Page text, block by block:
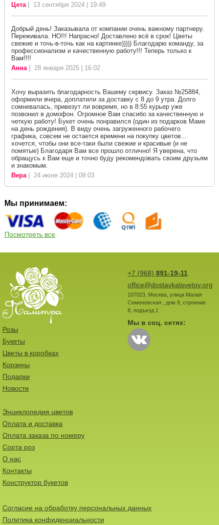
Цета| 13 сентября 2024 | 19:49
Добрый день! Заказывала от компании очень важному партнеру.
Переживала. НО!!! Напрасно! Доставлено всё в срок! Цветы
свежие и точь-в-точь как на картинке))))) Благодарю команду, за
профессионализм и качественную работу!!! Теперь только к
Вам!!!!
Анна| 28 января 2025 | 16:02
Хочу выразить благодарность Вашему сервису. Заказ №25884,
оформили вчера, доплатили за доставку с 8 до 9 утра. Долго
сомневалась, привезут ли вовремя, но в 8:55 курьер уже
позвонил в домофон. Огромное Вам спасибо за качественную и
четкую работу! Букет очень понравился (один из подарков Маме
на день рождения). В виду очень загруженного рабочего
графика, совсем не остается времени на покупку цветов...
хочется, чтобы они все-таки были свежие и красивые (и не
помятые) Благодаря Вам все прошло отлично! Я уверена, что
обращусь к Вам еще и точно буду рекомендовать своим друзьям
и знакомым.
Вера| 24 июня 2024 | 09:03
Мы принимаем:
Посмотреть все
+7 (968) 891-19-11
office@dostavkatsvetov.org
107023, Москва, улица Малая
Семеновская , дом 9, строение
8, подъезд 1
Мы в соц. сетях:
Розы
Букеты
Цветы в коробках
Корзины
Подарки
Новости
Энциклопедия цветов
Оплата и доставка
Оплата заказа по номеру
Сорта роз
О нас
Контакты
Конструктор букетов
Согласие на обработку персональных данных
Политика конфиденциальности